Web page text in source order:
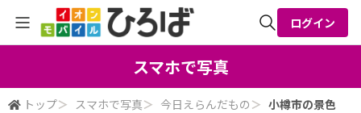
ログイン
スマホで写真
トップ＞ スマホで写真＞ 今日えらんだもの ＞ 小樽市の景色